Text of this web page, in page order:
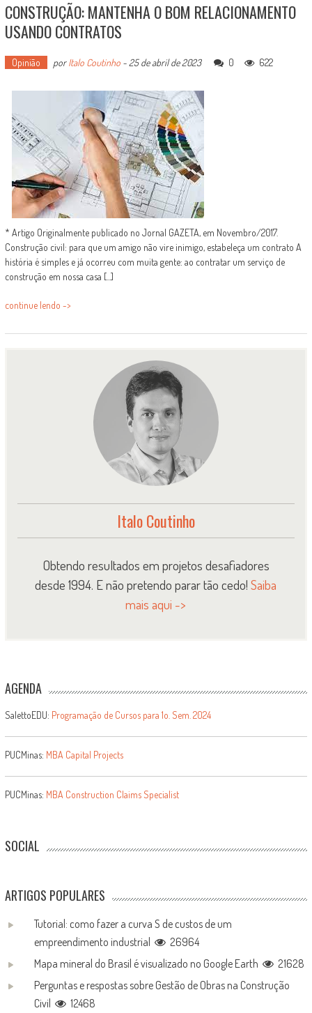
CONSTRUÇÃO: MANTENHA O BOM RELACIONAMENTO
USANDO CONTRATOS
Opinião porItalo Coutinho-25 de abril de 2023 0 622
* Artigo Originalmente publicado no Jornal GAZETA, em Novembro/2017.
Construção civil: para que um amigo não vire inimigo, estabeleça um contrato A
história é simples e já ocorreu com muita gente: ao contratar um serviço de
construção em nossa casa [...]
continue lendo ->
Italo Coutinho
Obtendo resultados em projetos desafiadores
desde 1994. E não pretendo parar tão cedo!Saiba
mais aqui ->
AGENDA
SalettoEDU: Programação de Cursos para 1o. Sem. 2024
PUCMinas: MBA Capital Projects
PUCMinas: MBA Construction Claims Specialist
SOCIAL
ARTIGOS POPULARES
Tutorial: como fazer a curva S de custos de um
empreendimento industrial
26964
Mapa mineral do Brasil é visualizado no Google Earth
21628
Perguntas e respostas sobre Gestão de Obras na Construção
Civil
12468